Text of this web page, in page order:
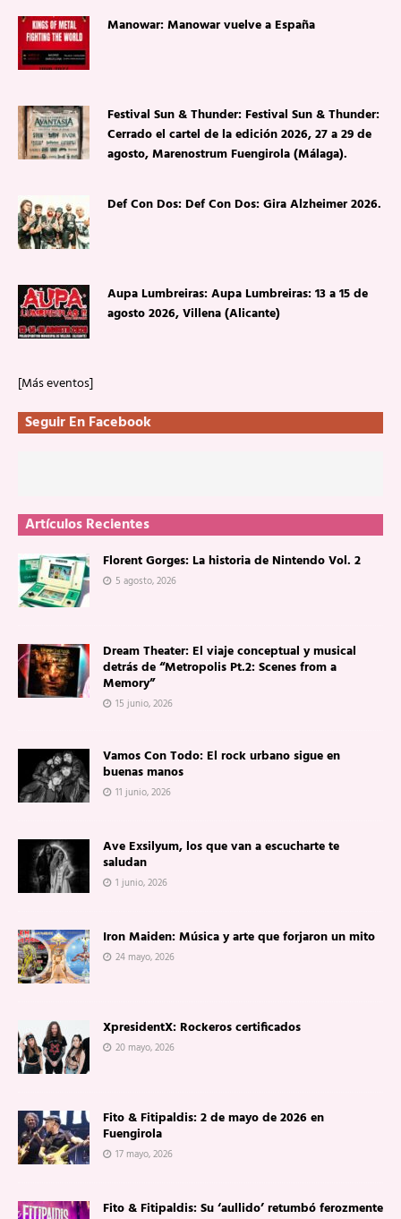
Manowar: Manowar vuelve a España
Festival Sun & Thunder: Festival Sun & Thunder:
Cerrado el cartel de la edición 2026, 27 a 29 de
agosto, Marenostrum Fuengirola (Málaga).
Def Con Dos: Def Con Dos: Gira Alzheimer 2026.
Aupa Lumbreiras: Aupa Lumbreiras: 13 a 15 de
agosto 2026, Villena (Alicante)
[Más eventos]
Seguir En Facebook
Artículos Recientes
Florent Gorges: La historia de Nintendo Vol. 2
5 agosto, 2026
Dream Theater: El viaje conceptual y musical
detrás de “Metropolis Pt.2: Scenes from a
Memory”
15 junio, 2026
Vamos Con Todo: El rock urbano sigue en
buenas manos
11 junio, 2026
Ave Exsilyum, los que van a escucharte te
saludan
1 junio, 2026
Iron Maiden: Música y arte que forjaron un mito
24 mayo, 2026
XpresidentX: Rockeros certificados
20 mayo, 2026
Fito & Fitipaldis: 2 de mayo de 2026 en
Fuengirola
17 mayo, 2026
Fito & Fitipaldis: Su ‘aullido’ retumbó ferozmente